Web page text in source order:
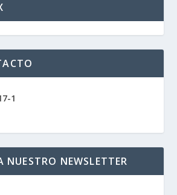
1
NUESTRO NEWSLETTER